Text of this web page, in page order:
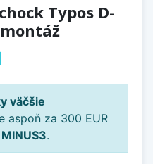
Typos D-
väčšie
aspoň za 300 EUR
MINUS3.